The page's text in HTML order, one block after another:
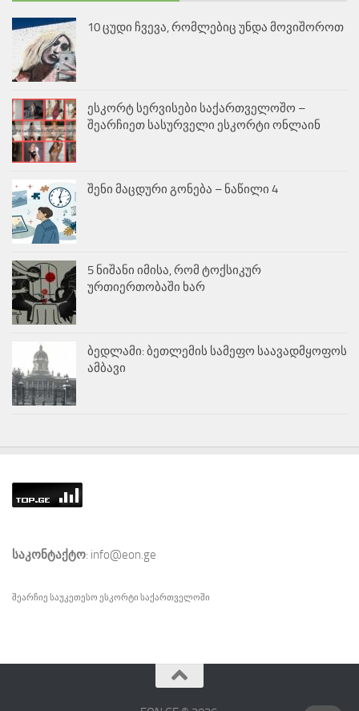
10 ცუდი ჩვევა, რომლებიც უნდა მოვიშოროთ
ესკორტ სერვისები საქართველოშო –
შეარჩიეთ სასურველი ესკორტი ონლაინ
შენი მაცდური გონება – ნაწილი 4
5 ნიშანი იმისა, რომ ტოქსიკურ
ურთიერთობაში ხარ
ბედლამი: ბეთლემის სამეფო საავადმყოფოს
ამბავი
საკონტაქტო: info@eon.ge
შეარჩიე საუკეთესო ესკორტი საქართველოში